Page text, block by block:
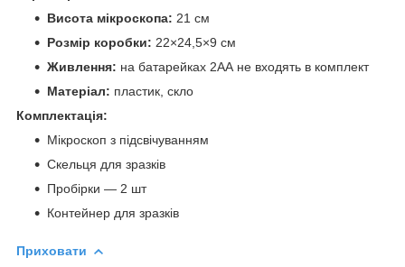
Висота мікроскопа: 21 см
Розмір коробки: 22×24,5×9 см
Живлення: на батарейках 2АА не входять в комплект
Матеріал: пластик, скло
Комплектація:
Мікроскоп з підсвічуванням
Скельця для зразків
Пробірки — 2 шт
Контейнер для зразків
Приховати